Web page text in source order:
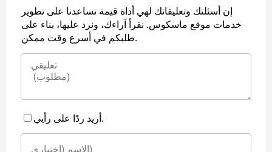
إن أسئلتك وتعليقاتك لهي أداة قيمة تساعدنا على تطوير
خدمات موقع ماسكوس. نقرأ آراءك، ونرد عليها، بناء على
طلبكم في أسرع وقت ممكن.
أريد ردًا على رأيي.